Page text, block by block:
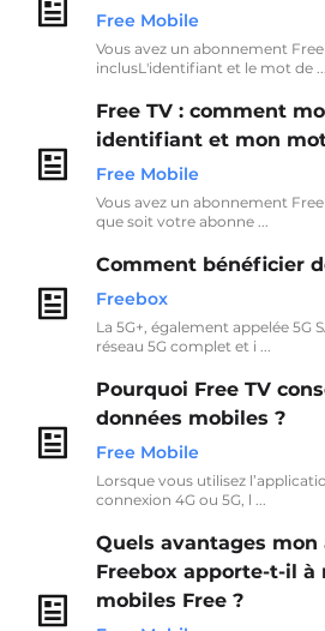
Free Mobile
Vous avez un abonnement Free
inclusL'identifiant et le mot de ...
Free TV : comment
identifiant et mon
Free Mobile
Vous avez un abonnement
que soit votre abonne ...
Comment bénéficier
Freebox
La 5G+, également appelée 5G
réseau 5G complet et i ...
Pourquoi Free TV
données mobiles ?
Free Mobile
Lorsque vous utilisez
connexion 4G ou 5G, l ...
Quels avantages
Freebox apporte-t-il à
mobiles Free ?